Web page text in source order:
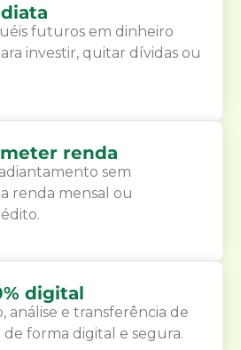
futuros em dinheiro
investir, quitar dívidas ou
renda
sem
renda mensal ou
digital
análise e transferência de
forma digital e segura.